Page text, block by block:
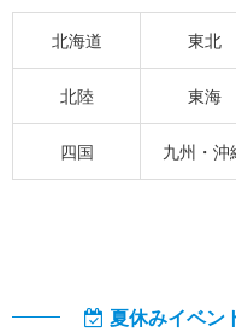
北海道 東北
北陸 東海
四国 九州・沖
夏休みイベン